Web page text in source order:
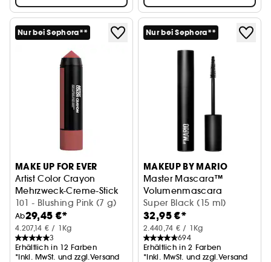
Nur bei Sephora**
MAKE UP FOR EVER
Artist Color Crayon
Mehrzweck-Creme-Stick
101 - Blushing Pink (7 g)
Ab29,45 €*
4.207,14 € / 1Kg
3
Erhältlich in 12 Farben
*Inkl. MwSt. und zzgl.Versand
Nur bei Sephora**
MAKEUP BY MARIO
Master Mascara™
Volumenmascara
Super Black (15 ml)
32,95 €*
2.440,74 € / 1Kg
694
Erhältlich in 2 Farben
*Inkl. MwSt. und zzgl.Versand